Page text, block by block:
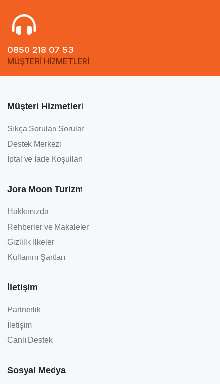
0850 218 07 53
MÜŞTERİ HİZMETLERİ
Müşteri Hizmetleri
Sıkça Sorulan Sorular
Destek Merkezi
İptal ve İade Koşulları
Jora Moon Turizm
Hakkımızda
Rehberler ve Makaleler
Gizlilik İlkeleri
Kullanım Şartları
İletişim
Partnerlik
İletişim
Canlı Destek
Sosyal Medya